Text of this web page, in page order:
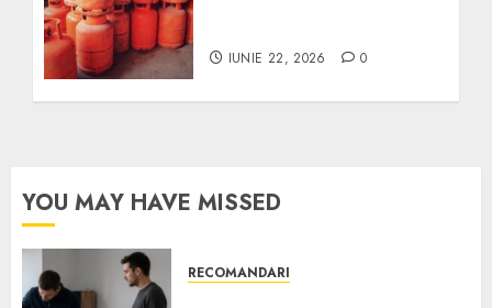
IUNIE 22, 2026 0
YOU MAY HAVE MISSED
RECOMANDARI